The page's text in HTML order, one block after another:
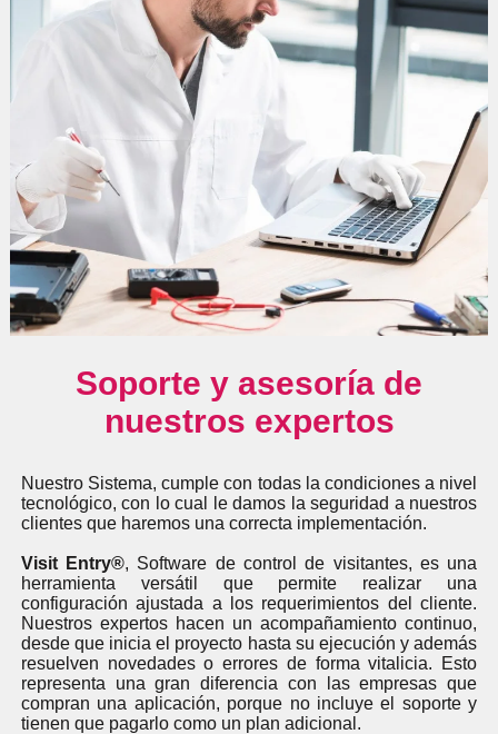
Soporte y asesoría de
nuestros expertos
Nuestro Sistema, cumple con todas la condiciones a nivel
tecnológico, con lo cual le damos la seguridad a nuestros
clientes que haremos una correcta implementación.
Visit Entry®, Software de control de visitantes, es una
herramienta versátil que permite realizar una
configuración ajustada a los requerimientos del cliente.
Nuestros expertos hacen un acompañamiento continuo,
desde que inicia el proyecto hasta su ejecución y además
resuelven novedades o errores de forma vitalicia. Esto
representa una gran diferencia con las empresas que
compran una aplicación, porque no incluye el soporte y
tienen que pagarlo como un plan adicional.